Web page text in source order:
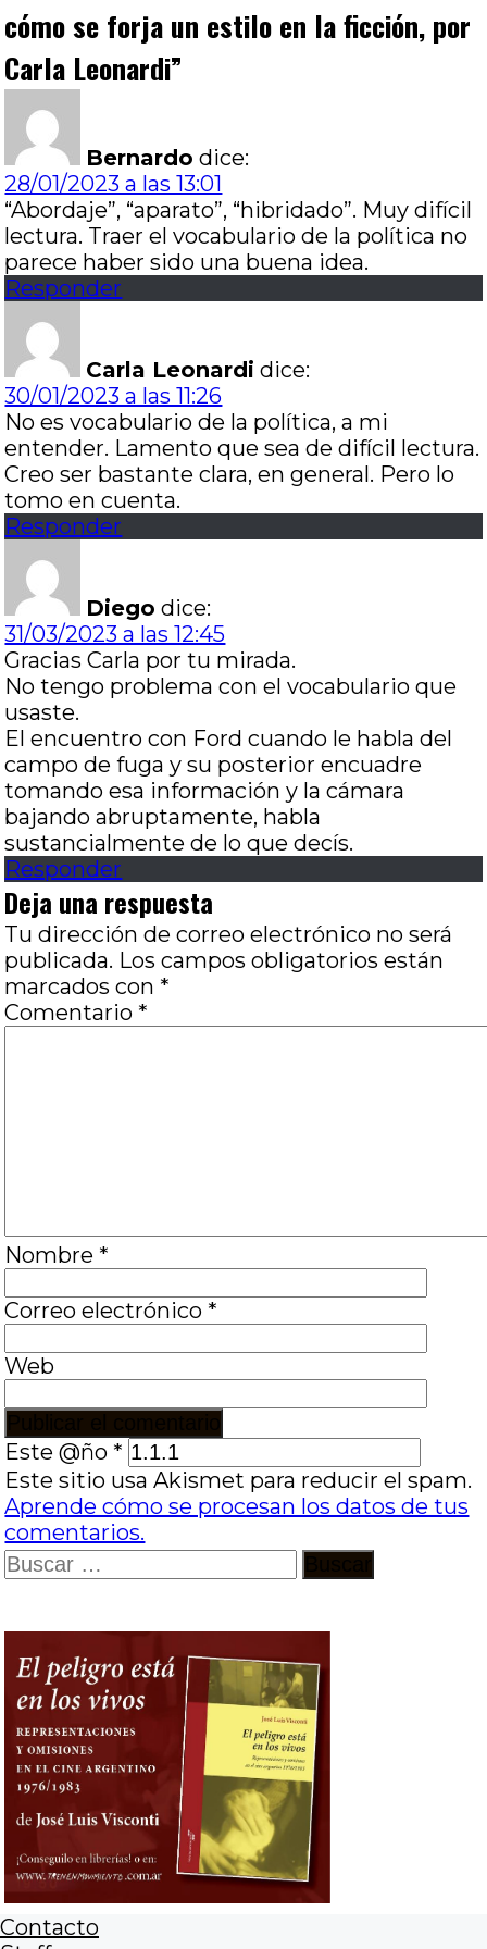
cómo se forja un estilo en la ficción, por
Carla Leonardi”
Bernardo dice:
28/01/2023 a las 13:01
“Abordaje”, “aparato”, “hibridado”. Muy difícil
lectura. Traer el vocabulario de la política no
parece haber sido una buena idea.
Responder
Carla Leonardi dice:
30/01/2023 a las 11:26
No es vocabulario de la política, a mi
entender. Lamento que sea de difícil lectura.
Creo ser bastante clara, en general. Pero lo
tomo en cuenta.
Responder
Diego dice:
31/03/2023 a las 12:45
Gracias Carla por tu mirada.
No tengo problema con el vocabulario que
usaste.
El encuentro con Ford cuando le habla del
campo de fuga y su posterior encuadre
tomando esa información y la cámara
bajando abruptamente, habla
sustancialmente de lo que decís.
Responder
Deja una respuesta
Tu dirección de correo electrónico no será
publicada. Los campos obligatorios están
marcados con *
Comentario *
Nombre *
Correo electrónico *
Web
Este @ño *
Este sitio usa Akismet para reducir el spam.
Aprende cómo se procesan los datos de tus
comentarios.
Buscar:
Contacto